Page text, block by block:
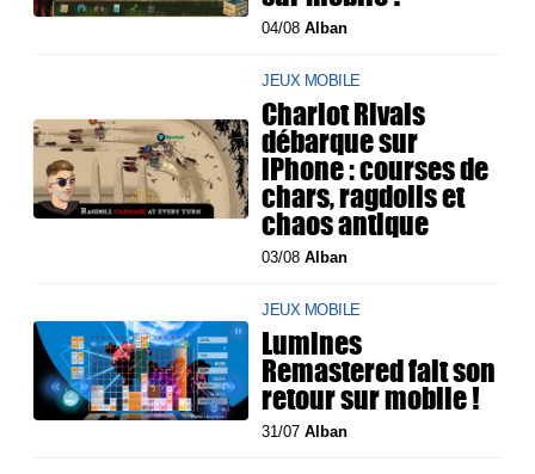
04/08Alban
JEUX MOBILE
Chariot Rivals
débarque sur
iPhone : courses de
chars, ragdolls et
chaos antique
03/08Alban
JEUX MOBILE
Lumines
Remastered fait son
retour sur mobile !
31/07Alban